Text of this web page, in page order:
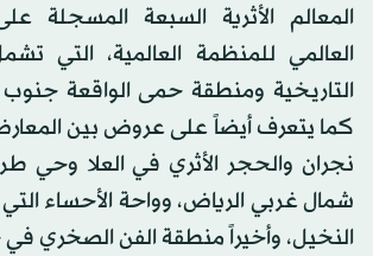
المعالم الأثرية السبعة المسجلة
العالمي للمنظمة العالمية، التي
التاريخية ومنطقة حمى الواقعة
كما يتعرف أيضاً على عروض بين
نجران والحجر الأثري في العلا وحي
شمال غربي الرياض، وواحة الأحساء
النخيل، وأخيراً منطقة الفن الصخري